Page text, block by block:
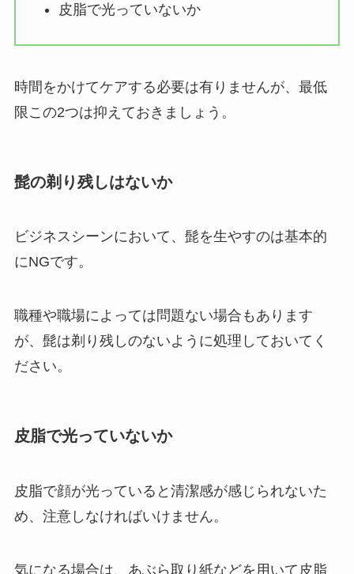
皮脂で光っていないか
時間をかけてケアする必要は有りませんが、最低
限この2つは抑えておきましょう。
髭の剃り残しはないか
ビジネスシーンにおいて、髭を生やすのは基本的
にNGです。
職種や職場によっては問題ない場合もあります
が、髭は剃り残しのないように処理しておいてく
ださい。
皮脂で光っていないか
皮脂で顔が光っていると清潔感が感じられないた
め、注意しなければいけません。
気になる場合は、あぶら取り紙などを用いて皮脂